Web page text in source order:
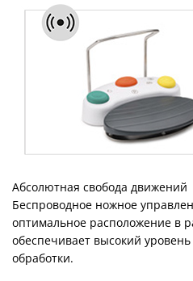
Абсолютная свобода движений
Беспроводное ножное
оптимальное расположение в
обеспечивает высокий
обработки.